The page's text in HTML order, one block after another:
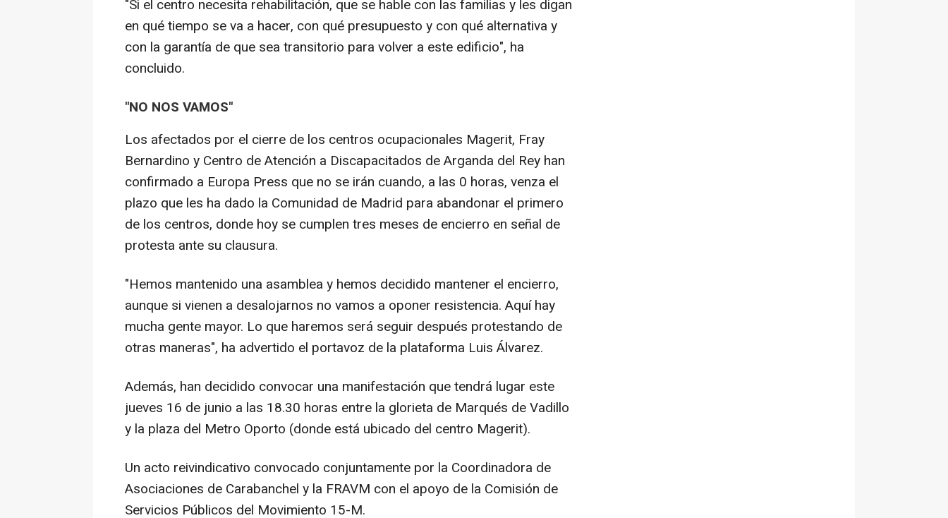
"Si el centro necesita rehabilitación, que se hable con las familias y les digan
en qué tiempo se va a hacer, con qué presupuesto y con qué alternativa y
con la garantía de que sea transitorio para volver a este edificio", ha
concluido.
"NO NOS VAMOS"
Los afectados por el cierre de los centros ocupacionales Magerit, Fray
Bernardino y Centro de Atención a Discapacitados de Arganda del Rey han
confirmado a Europa Press que no se irán cuando, a las 0 horas, venza el
plazo que les ha dado la Comunidad de Madrid para abandonar el primero
de los centros, donde hoy se cumplen tres meses de encierro en señal de
protesta ante su clausura.
"Hemos mantenido una asamblea y hemos decidido mantener el encierro,
aunque si vienen a desalojarnos no vamos a oponer resistencia. Aquí hay
mucha gente mayor. Lo que haremos será seguir después protestando de
otras maneras", ha advertido el portavoz de la plataforma Luis Álvarez.
Además, han decidido convocar una manifestación que tendrá lugar este
jueves 16 de junio a las 18.30 horas entre la glorieta de Marqués de Vadillo
y la plaza del Metro Oporto (donde está ubicado del centro Magerit).
Un acto reivindicativo convocado conjuntamente por la Coordinadora de
Asociaciones de Carabanchel y la FRAVM con el apoyo de la Comisión de
Servicios Públicos del Movimiento 15-M.